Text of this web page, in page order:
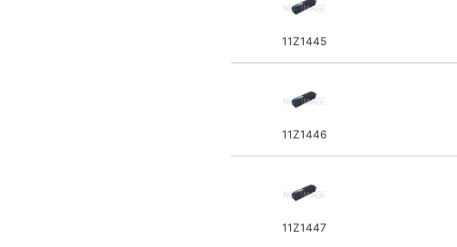
11Z1445
11Z1446
11Z1447